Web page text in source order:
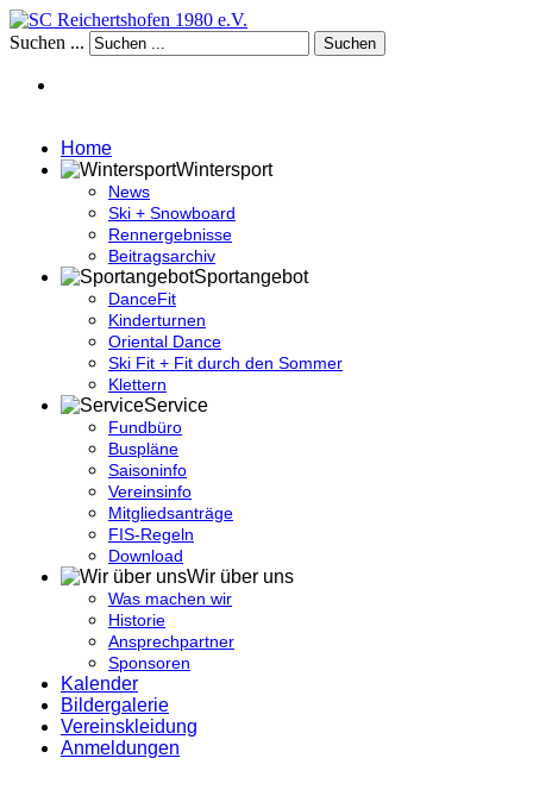
Suchen ... Suchen
Home
Wintersport
News
Ski + Snowboard
Rennergebnisse
Beitragsarchiv
Sportangebot
DanceFit
Kinderturnen
Oriental Dance
Ski Fit + Fit durch den Sommer
Klettern
Service
Fundbüro
Buspläne
Saisoninfo
Vereinsinfo
Mitgliedsanträge
FIS-Regeln
Download
Wir über uns
Was machen wir
Historie
Ansprechpartner
Sponsoren
Kalender
Bildergalerie
Vereinskleidung
Anmeldungen